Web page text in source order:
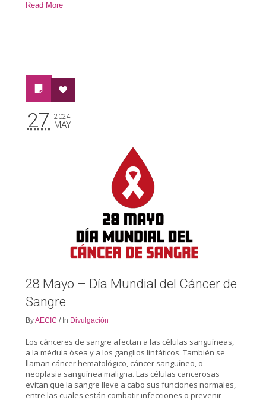
Read More
27 2024
MAY
28 Mayo – Día Mundial del Cáncer de
Sangre
ByAECIC / In Divulgación
Los cánceres de sangre afectan a las células sanguíneas,
a la médula ósea y a los ganglios linfáticos. También se
llaman cáncer hematológico, cáncer sanguíneo, o
neoplasia sanguínea maligna. Las células cancerosas
evitan que la sangre lleve a cabo sus funciones normales,
entre las cuales están combatir infecciones o prevenir